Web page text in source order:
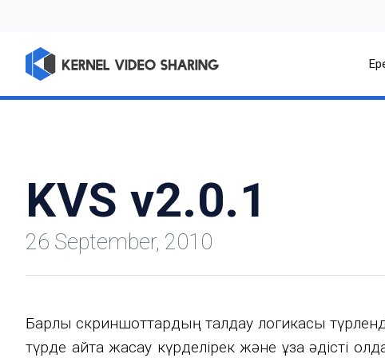
KVS v2.0.1
26 September, 2010
Барлық скриншоттардың талдау логикасы
түрде қайта жасау күрделірек және ұзақ